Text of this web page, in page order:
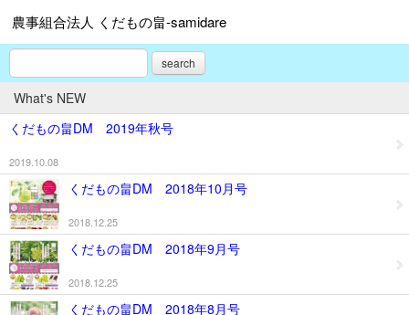
農事組合法人 くだもの畠-samidare
search
What's NEW
くだもの畠DM 2019年秋号
2019.10.08
くだもの畠DM 2018年10月号
2018.12.25
くだもの畠DM 2018年9月号
2018.12.25
くだもの畠DM 2018年8月号